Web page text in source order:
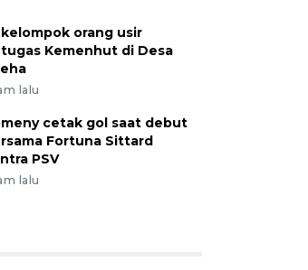
orang usir
Kemenhut di Desa
lalu
cetak gol saat debut
Fortuna Sittard
PSV
lalu